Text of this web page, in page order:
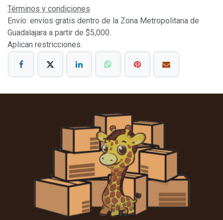
Términos y condiciones
Envío: envíos gratis dentro de la Zona Metropolitana de
Guadalajara a partir de $5,000.
Aplican restricciones.